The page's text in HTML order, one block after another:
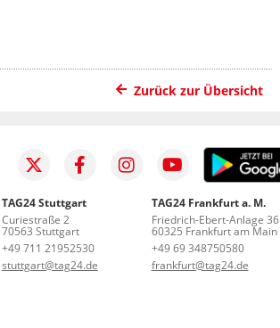
Zurück zur Übersicht
TAG24 Stuttgart
Curiestraße 2
70563 Stuttgart
+49 711 21952530
stuttgart@tag24.de
TAG24 Frankfurt a. M.
Friedrich-Ebert-Anlage 36
60325 Frankfurt am Main
+49 69 348750580
frankfurt@tag24.de